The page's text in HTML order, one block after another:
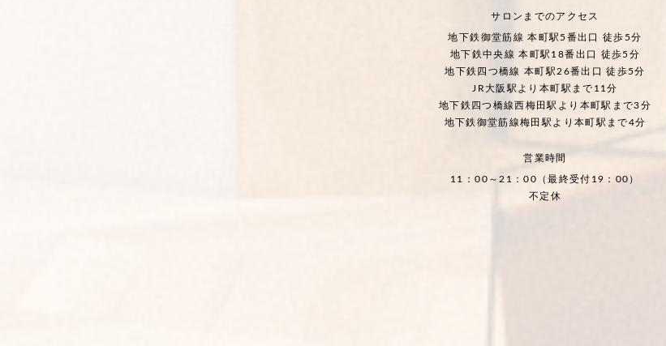
サロンまでのアクセス
地下鉄御堂筋線 本町駅5番出口 徒歩5分
地下鉄中央線 本町駅18番出口 徒歩5分
地下鉄四つ橋線 本町駅26番出口 徒歩5分
JR大阪駅より本町駅まで11分
地下鉄四つ橋線西梅田駅より本町駅まで3分
地下鉄御堂筋線梅田駅より本町駅まで4分
営業時間
11：00～21：00（最終受付19：00）
不定休